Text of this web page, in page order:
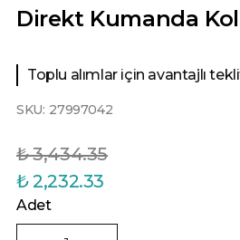
Direkt Kumanda
Toplu alımlar için avantajlı
SKU: 27997042
₺ 3,434.35
₺ 2,232.33
Adet